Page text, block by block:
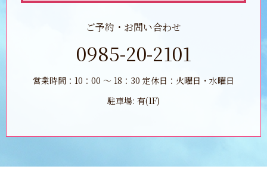
ご予約・お問い合わせ
0985-20-2101
営業時間：10：00 ～ 18：30 定休日：火曜日・水曜日
駐車場: 有(1F)